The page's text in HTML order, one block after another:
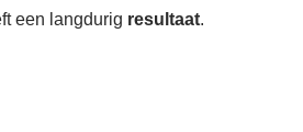
een langdurig resultaat.